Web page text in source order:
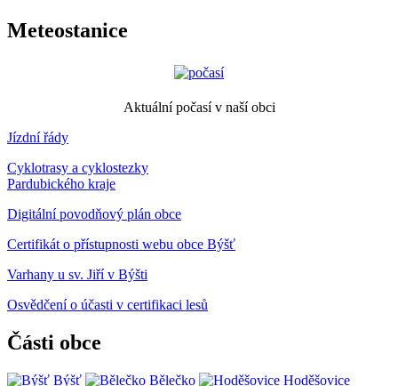
Meteostanice
Aktuální počasí v naší obci
Jízdní řády
Cyklotrasy a cyklostezky
Pardubického kraje
Digitální povodňový plán obce
Certifikát o přístupnosti webu obce Býšť
Varhany u sv. Jiří v Býšti
Osvědčení o účasti v certifikaci lesů
Části obce
Býšť Bělečko Hoděšovice